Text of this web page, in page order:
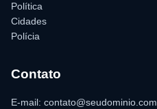
Política
Cidades
Polícia
Contato
E-mail: contato@seudominio.com